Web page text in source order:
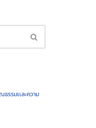
รรมเเละความ